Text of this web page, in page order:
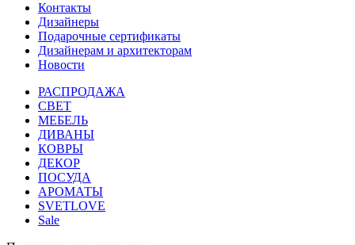
Контакты
Дизайнеры
Подарочные сертификаты
Дизайнерам и архитекторам
Новости
РАСПРОДАЖА
CВЕТ
МЕБЕЛЬ
ДИВАНЫ
КОВРЫ
ДЕКОР
ПОСУДА
АРОМАТЫ
SVETLOVE
Sale